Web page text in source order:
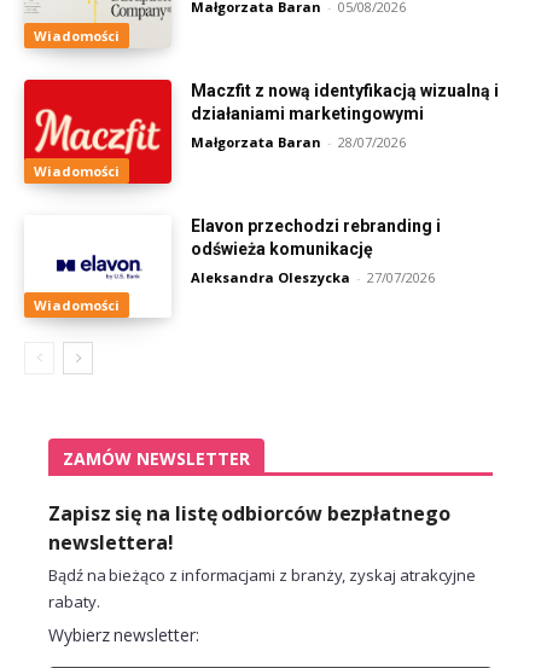
Wiadomości
Małgorzata Baran - 05/08/2026
Wiadomości
Maczfit z nową identyfikacją wizualną i
działaniami marketingowymi
Małgorzata Baran - 28/07/2026
Wiadomości
Elavon przechodzi rebranding i
odświeża komunikację
Aleksandra Oleszycka - 27/07/2026
ZAMÓW NEWSLETTER
Zapisz się na listę odbiorców bezpłatnego
newslettera!
Bądź na bieżąco z informacjami z branży, zyskaj atrakcyjne
rabaty.
Wybierz newsletter: